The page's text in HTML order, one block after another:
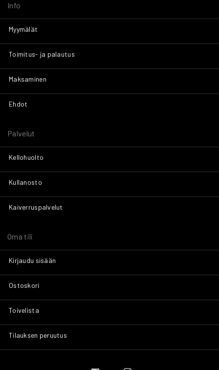
Info
Myymälät
Toimitus- ja palautus
Maksaminen
Ehdot
Palvelut
Kellohuolto
Kullanosto
Kaiverruspalvelut
Oma tili
Kirjaudu sisään
Ostoskori
Toivelista
Tilauksen peruutus